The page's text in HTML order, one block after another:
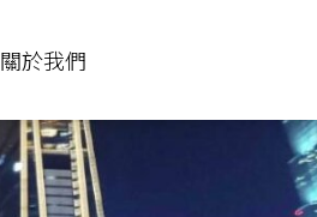
關於我們